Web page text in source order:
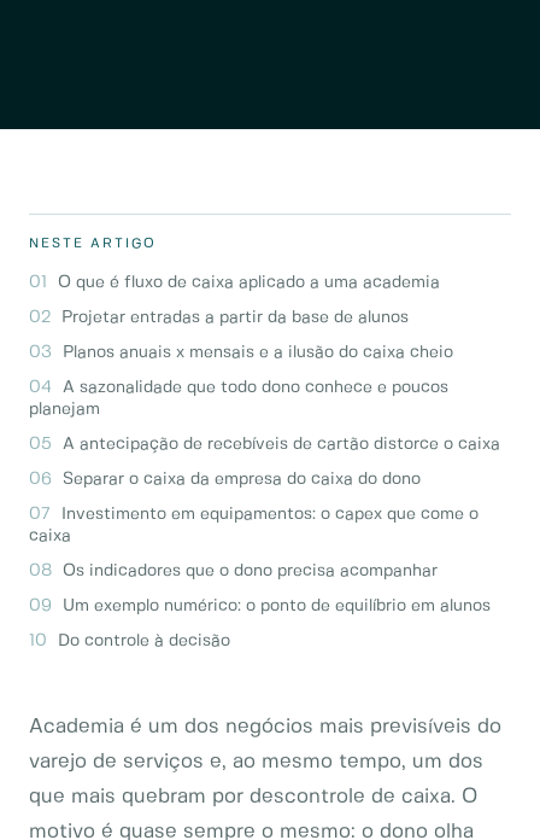
NESTE ARTIGO
O que é fluxo de caixa aplicado a uma academia
Projetar entradas a partir da base de alunos
Planos anuais x mensais e a ilusão do caixa cheio
A sazonalidade que todo dono conhece e poucos
planejam
A antecipação de recebíveis de cartão distorce o caixa
Separar o caixa da empresa do caixa do dono
Investimento em equipamentos: o capex que come o
caixa
Os indicadores que o dono precisa acompanhar
Um exemplo numérico: o ponto de equilíbrio em alunos
Do controle à decisão
Academia é um dos negócios mais previsíveis do
varejo de serviços e, ao mesmo tempo, um dos
que mais quebram por descontrole de caixa. O
motivo é quase sempre o mesmo: o dono olha